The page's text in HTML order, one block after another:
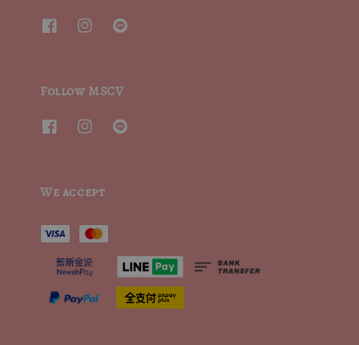
Follow MSCV
We accept